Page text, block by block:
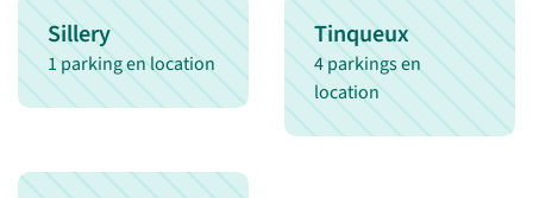
Sillery
1 parking en location
Tinqueux
4 parkings en
location